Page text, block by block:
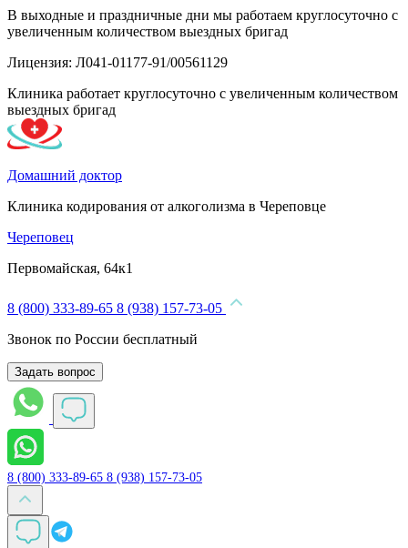
В выходные и праздничные дни мы работаем круглосуточно с
увеличенным количеством выездных бригад
Лицензия: Л041-01177-91/00561129
Клиника работает круглосуточно с увеличенным количеством
выездных бригад
Домашний доктор
Клиника кодирования от алкоголизма в Череповце
Череповец
Первомайская, 64к1
8 (800) 333-89-65 8 (938) 157-73-05
Звонок по России бесплатный
Задать вопрос
8 (800) 333-89-65 8 (938) 157-73-05